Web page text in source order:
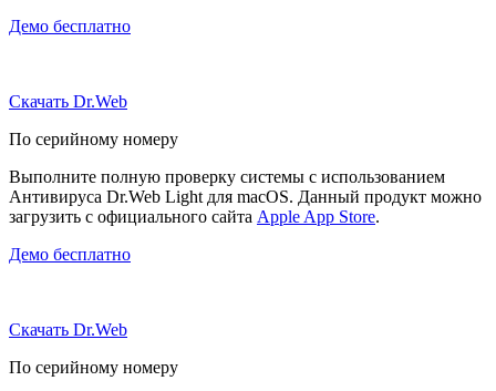
Демо бесплатно
Скачать Dr.Web
По серийному номеру
Выполните полную проверку системы с использованием
Антивируса Dr.Web Light для macOS. Данный продукт можно
загрузить с официального сайта Apple App Store.
Демо бесплатно
Скачать Dr.Web
По серийному номеру